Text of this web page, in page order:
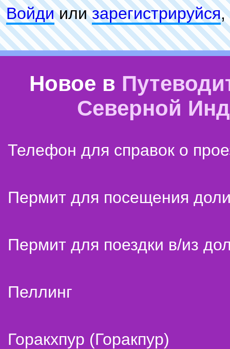
Войдиилизарeгиcтpируйся,
Новое в
Северной
Телефон для справок о
Пермит для посещения
Пермит для поездки в/из
Пеллинг
Горакхпур (Горакпур)